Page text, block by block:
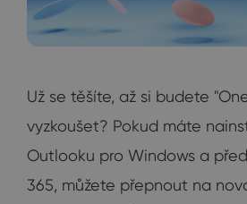
Už se těšíte, až si budete
vyzkoušet? Pokud máte
Outlooku pro Windows a
365, můžete přepnout na